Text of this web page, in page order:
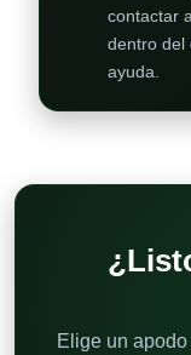
contactar
dentro del
ayuda.
Elige un